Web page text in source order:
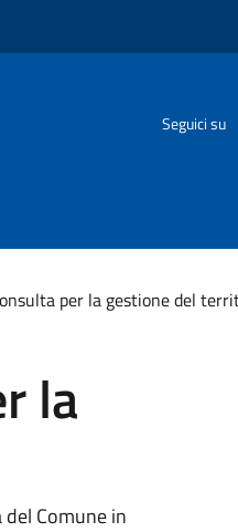
Seguici su
per la gestione del
la
Comune in